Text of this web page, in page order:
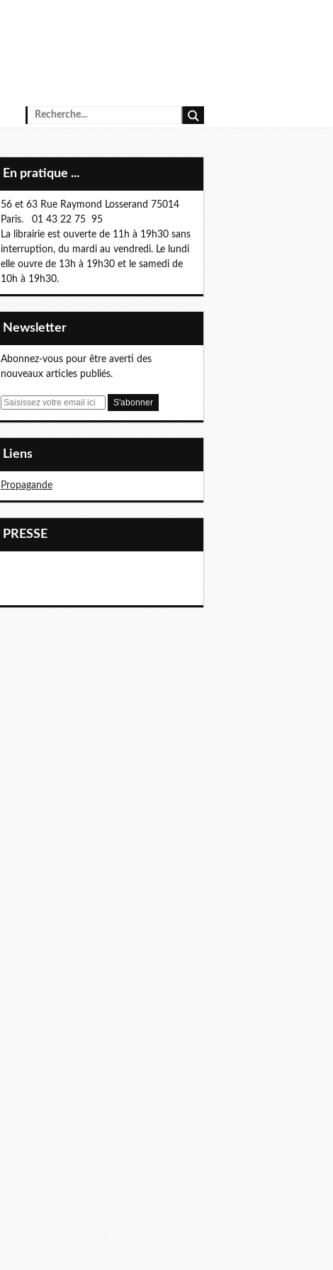
En pratique ...
56 et 63 Rue Raymond Losserand 75014
Paris. 01 43 22 75 95
La librairie est ouverte de 11h à 19h30 sans
interruption, du mardi au vendredi. Le lundi
elle ouvre de 13h à 19h30 et le samedi de
10h à 19h30.
Newsletter
Abonnez-vous pour être averti des
nouveaux articles publiés.
E
Liens
Propagande
PRESSE